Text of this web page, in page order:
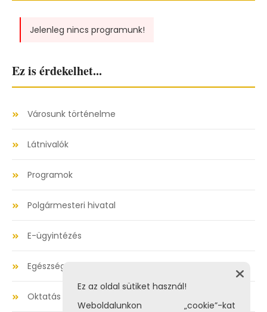
Jelenleg nincs programunk!
Ez is érdekelhet...
Városunk történelme
Látnivalók
Programok
Polgármesteri hivatal
E-ügyintézés
Egészségügy
Oktatás
Ez az oldal sütiket használ!
Weboldalunkon „cookie”-kat